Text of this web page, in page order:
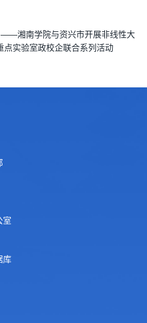
湘南学院与资兴市开展非线性大
点实验室政校企联合系列活动
室
库